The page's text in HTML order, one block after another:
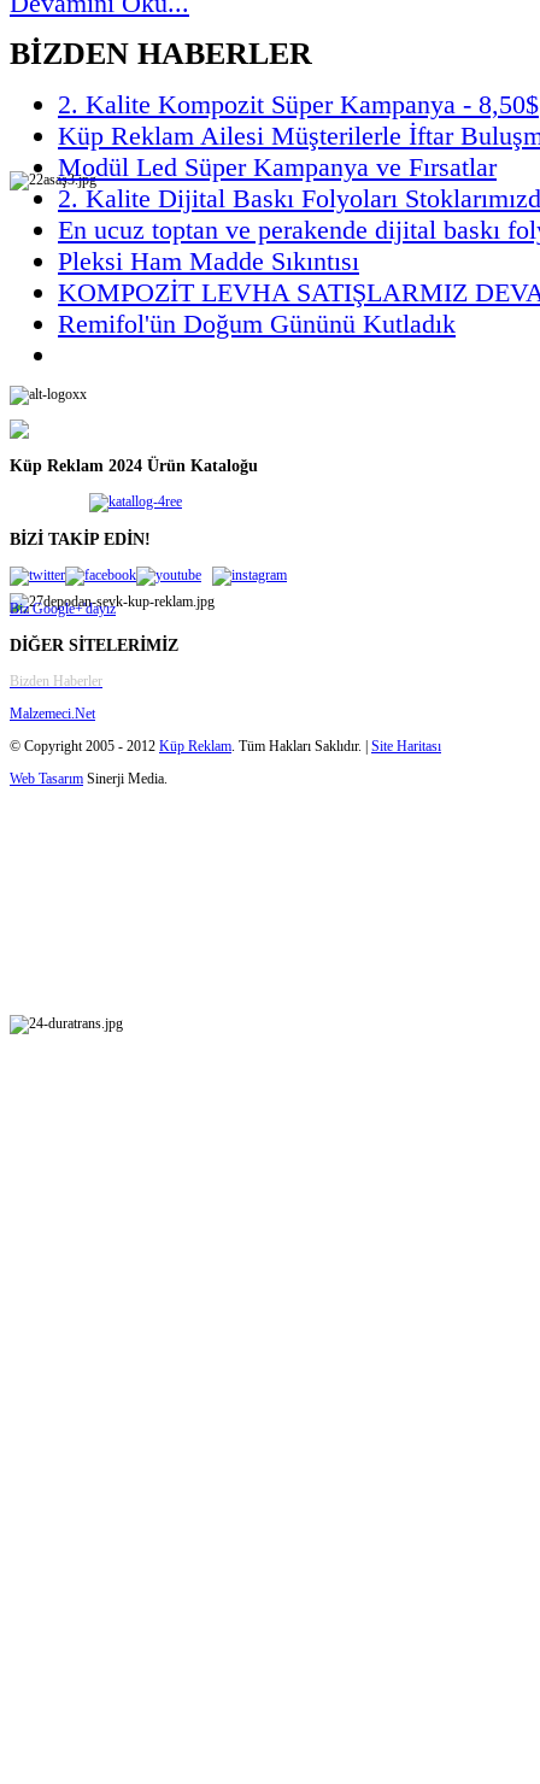
BİZDEN HABERLER
2. Kalite Kompozit Süper Kampanya - 8,50$
Küp Reklam Ailesi Müşterilerle İftar
Modül Led Süper Kampanya ve Fırsatlar
2. Kalite Dijital Baskı Folyoları
En ucuz toptan ve perakende dijital baskı
Pleksi Ham Madde Sıkıntısı
KOMPOZİT LEVHA SATIŞLARMIZ
Remifol'ün Doğum Gününü Kutladık
Küp Reklam 2024 Ürün Kataloğu
BİZİ TAKİP EDİN!
Biz Google+'dayız
DİĞER SİTELERİMİZ
Bizden Haberler
Malzemeci.Net
© Copyright 2005 - 2012 Küp Reklam. Tüm Hakları Saklıdır. | Site Haritası
Web Tasarım Sinerji Media.